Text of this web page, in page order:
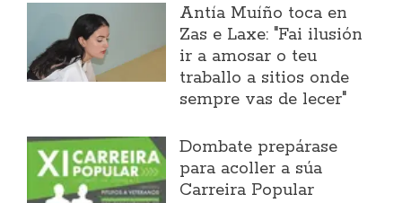
Antía Muíño toca en
Zas e Laxe: "Fai ilusión
ir a amosar o teu
traballo a sitios onde
sempre vas de lecer"
Dombate prepárase
para acoller a súa
Carreira Popular